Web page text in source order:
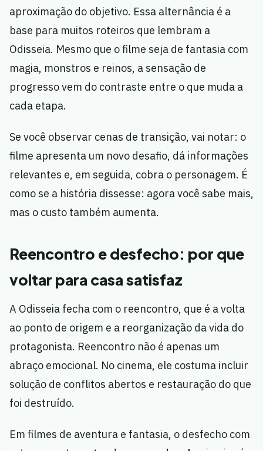
aproximação do objetivo. Essa alternância é a
base para muitos roteiros que lembram a
Odisseia. Mesmo que o filme seja de fantasia com
magia, monstros e reinos, a sensação de
progresso vem do contraste entre o que muda a
cada etapa.
Se você observar cenas de transição, vai notar: o
filme apresenta um novo desafio, dá informações
relevantes e, em seguida, cobra o personagem. É
como se a história dissesse: agora você sabe mais,
mas o custo também aumenta.
Reencontro e desfecho: por que
voltar para casa satisfaz
A Odisseia fecha com o reencontro, que é a volta
ao ponto de origem e a reorganização da vida do
protagonista. Reencontro não é apenas um
abraço emocional. No cinema, ele costuma incluir
solução de conflitos abertos e restauração do que
foi destruído.
Em filmes de aventura e fantasia, o desfecho com